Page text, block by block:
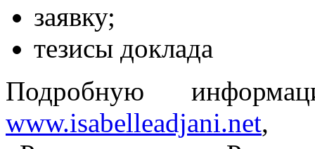
заявку;
тезисы доклада
Подробную
www.isabelleadjani.net,